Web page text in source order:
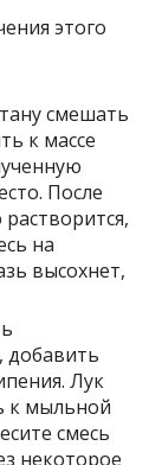
этого
смешать
к массе
После
на
высохнет,
добавить
Лук
к мыльной
смесь
некоторое